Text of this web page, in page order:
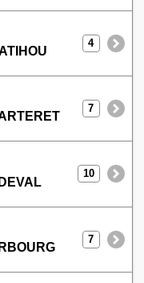
4
7
10
7